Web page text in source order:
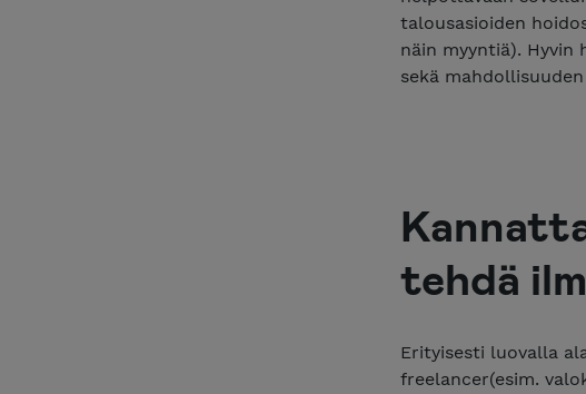
talousasioiden
näin myyntiä).
sekä
tehdä
Erityisesti luovalla
freelancer(esim.